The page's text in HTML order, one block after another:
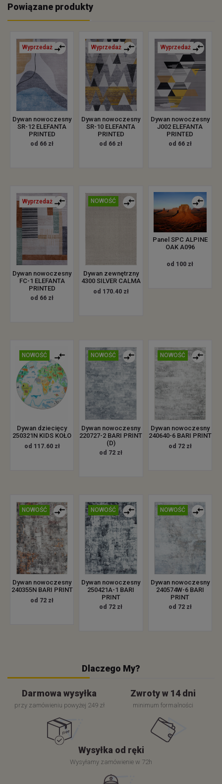
Powiązane produkty
Wyprzedaż
Dywan nowoczesny
SR-12 ELEFANTA
PRINTED
od 66 zł
Wyprzedaż
Dywan nowoczesny
SR-10 ELEFANTA
PRINTED
od 66 zł
Wyprzedaż
Dywan nowoczesny
J002 ELEFANTA
PRINTED
od 66 zł
Wyprzedaż
Dywan nowoczesny
FC-1 ELEFANTA
PRINTED
od 66 zł
NOWOŚĆ
Dywan zewnętrzny
4300 SILVER CALMA
od 170.40 zł
Panel SPC ALPINE
OAK A096
od 100 zł
NOWOŚĆ
Dywan dziecięcy
250321N KIDS KOŁO
od 117.60 zł
NOWOŚĆ
Dywan nowoczesny
220727-2 BARI PRINT
(D)
od 72 zł
NOWOŚĆ
Dywan nowoczesny
240640-6 BARI PRINT
od 72 zł
NOWOŚĆ
Dywan nowoczesny
240355N BARI PRINT
od 72 zł
NOWOŚĆ
Dywan nowoczesny
250421A-1 BARI
PRINT
od 72 zł
NOWOŚĆ
Dywan nowoczesny
240574W-6 BARI
PRINT
od 72 zł
Dlaczego My?
Darmowa wysyłka
przy zamówieniu powyżej 249 zł
Zwroty w 14 dni
minimum formalności
Wysyłka od ręki
Wysyłamy zamówienie w 72h